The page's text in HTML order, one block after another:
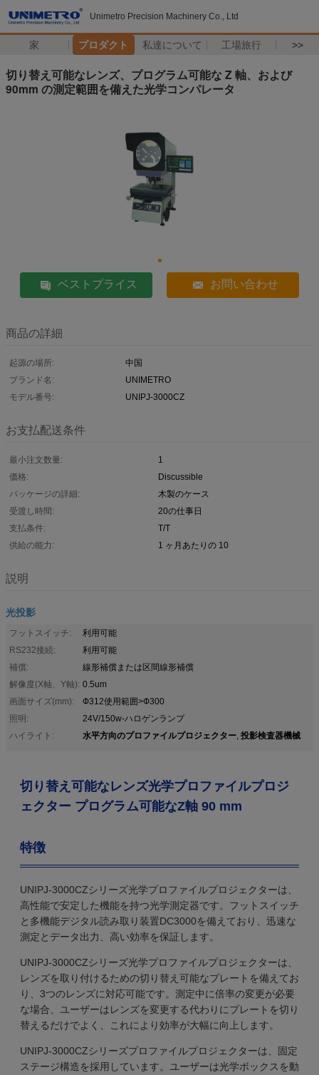
Unimetro Precision Machinery Co., Ltd
家 プロダクト 私達について 工場旅行 >>
切り替え可能なレンズ、プログラム可能な Z 軸、および
90mm の測定範囲を備えた光学コンパレータ
ベストプライス お問い合わせ
商品の詳細
起源の場所:
中国
ブランド名:
UNIMETRO
モデル番号:
UNIPJ-3000CZ
お支払配送条件
最小注文数量:
1
価格:
Discussible
パッケージの詳細:
木製のケース
受渡し時間:
20の仕事日
支払条件:
T/T
供給の能力:
1 ヶ月あたりの 10
説明
光投影
フットスイッチ:
利用可能
RS232接続:
利用可能
補償:
線形補償または区間線形補償
解像度(X軸、Y軸): 0.5um
画面サイズ(mm):
Ф312使用範囲>Ф300
照明:
24V/150w-ハロゲンランプ
ハイライト:
水平方向のプロファイルプロジェクター, 投影検査器機械
切り替え可能なレンズ光学プロファイルプロジ
ェクター プログラム可能なZ軸 90 mm
特徴
UNIPJ-3000CZシリーズ光学プロファイルプロジェクターは、
高性能で安定した機能を持つ光学測定器です。フットスイッチ
と多機能デジタル読み取り装置DC3000を備えており、迅速な
測定とデータ出力、高い効率を保証します。
UNIPJ-3000CZシリーズ光学プロファイルプロジェクターは、
レンズを取り付けるための切り替え可能なプレートを備えてお
り、3つのレンズに対応可能です。測定中に倍率の変更が必要
な場合、ユーザーはレンズを変更する代わりにプレートを切り
替えるだけでよく、これにより効率が大幅に向上します。
UNIPJ-3000CZシリーズプロファイルプロジェクターは、固定
ステージ構造を採用しています。ユーザーは光学ボックスを動